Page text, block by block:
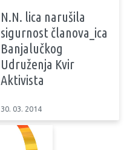
N.N. lica narušila
sigurnost članova_ica
Banjalučkog
Udruženja Kvir
Aktivista
30. 03. 2014